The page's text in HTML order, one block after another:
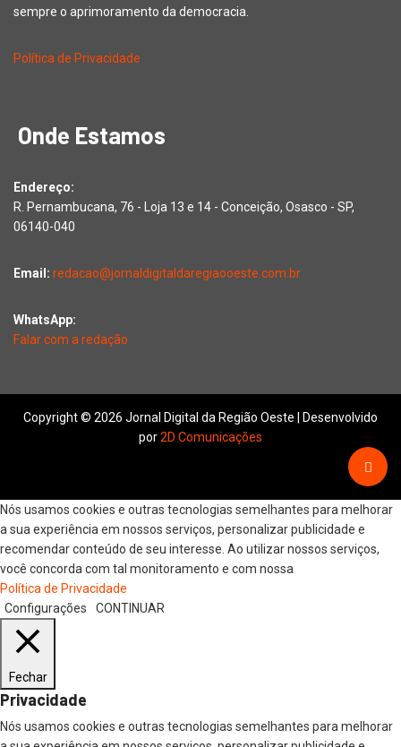
sempre o aprimoramento da democracia.
Política de Privacidade
Onde Estamos
Endereço:
R. Pernambucana, 76 - Loja 13 e 14 - Conceição, Osasco - SP,
06140-040
Email: redacao@jornaldigitaldaregiaooeste.com.br
WhatsApp:
Falar com a redação
Copyright © 2026 Jornal Digital da Região Oeste | Desenvolvido
por2D Comunicações
Nós usamos cookies e outras tecnologias semelhantes para melhorar
a sua experiência em nossos serviços, personalizar publicidade e
recomendar conteúdo de seu interesse. Ao utilizar nossos serviços,
você concorda com tal monitoramento e com nossa
Política de Privacidade
Configurações
CONTINUAR
Fechar
Privacidade
Nós usamos cookies e outras tecnologias semelhantes para melhorar